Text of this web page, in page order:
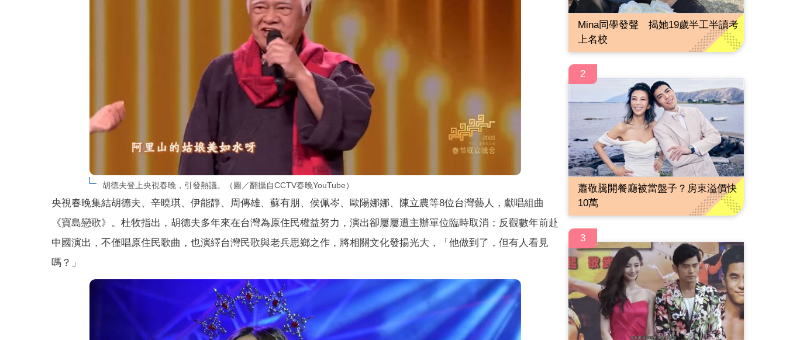
胡德夫登上央視春晚，引發熱議。（圖／翻攝自CCTV春晚YouTube）
央視春晚集結胡德夫、辛曉琪、伊能靜、周傳雄、蘇有朋、侯佩岑、歐陽娜娜、陳立農等8位台灣藝人，獻唱組曲
《寶島戀歌》。杜牧指出，胡德夫多年來在台灣為原住民權益努力，演出卻屢屢遭主辦單位臨時取消；反觀數年前赴
中國演出，不僅唱原住民歌曲，也演繹台灣民歌與老兵思鄉之作，將相關文化發揚光大，「他做到了，但有人看見
嗎？」
Mina同學發聲 揭她19歲半工半讀考
上名校
2
蕭敬騰開餐廳被當盤子？房東溢價快
10萬
3